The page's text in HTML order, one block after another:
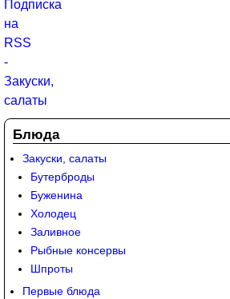
Блюда
Закуски, салаты
Бутерброды
Буженина
Холодец
Заливное
Рыбные консервы
Шпроты
Первые блюда